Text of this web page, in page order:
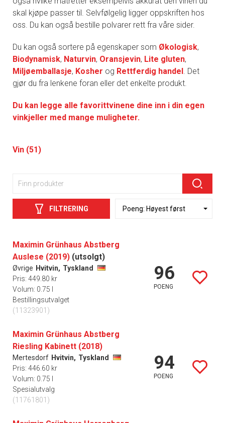
skal kjøpe passer til. Selvfølgelig ligger oppskriften hos
oss. Du kan også bestille polvarer rett fra våre sider.
Du kan også sortere på egenskaper som Økologisk,
Biodynamisk, Naturvin, Oransjevin, Lite gluten,
Miljøemballasje, Kosher og Rettferdig handel. Det
gjør du fra lenkene foran eller det enkelte produkt.
Du kan legge alle favorittvinene dine inn i din egen
vinkjeller med mange muligheter.
Vin (51)
FILTRERING
Maximin Grünhaus Abstberg
Auslese (2019) (utsolgt)
Øvrige Hvitvin, Tyskland
Pris: 449.80 kr
Volum: 0.75 l
Bestillingsutvalget
(11323901)
96
POENG
Maximin Grünhaus Abstberg
Riesling Kabinett (2018)
Mertesdorf Hvitvin, Tyskland
Pris: 446.60 kr
Volum: 0.75 l
Spesialutvalg
(11761801)
94
POENG